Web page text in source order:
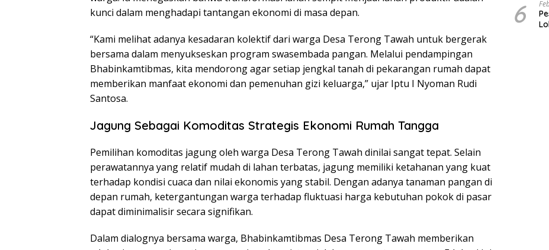
kunci dalam menghadapi tantangan ekonomi di masa depan.
“Kami melihat adanya kesadaran kolektif dari warga Desa Terong Tawah untuk bergerak
bersama dalam menyukseskan program swasembada pangan. Melalui pendampingan
Bhabinkamtibmas, kita mendorong agar setiap jengkal tanah di pekarangan rumah dapat
memberikan manfaat ekonomi dan pemenuhan gizi keluarga,” ujar Iptu I Nyoman Rudi
Santosa.
Jagung Sebagai Komoditas Strategis Ekonomi Rumah Tangga
Pemilihan komoditas jagung oleh warga Desa Terong Tawah dinilai sangat tepat. Selain
perawatannya yang relatif mudah di lahan terbatas, jagung memiliki ketahanan yang kuat
terhadap kondisi cuaca dan nilai ekonomis yang stabil. Dengan adanya tanaman pangan di
depan rumah, ketergantungan warga terhadap fluktuasi harga kebutuhan pokok di pasar
dapat diminimalisir secara signifikan.
Dalam dialognya bersama warga, Bhabinkamtibmas Desa Terong Tawah memberikan
6